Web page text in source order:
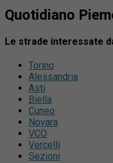
Quotidiano
Le strade interessate
Torino
Alessandria
Asti
Biella
Cuneo
Novara
VCO
Vercelli
Sezioni